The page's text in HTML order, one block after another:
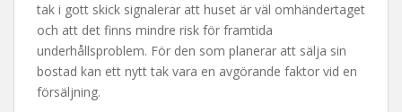
tak i gott skick signalerar att huset är väl omhändertaget
och att det finns mindre risk för framtida
underhållsproblem. För den som planerar att sälja sin
bostad kan ett nytt tak vara en avgörande faktor vid en
försäljning.